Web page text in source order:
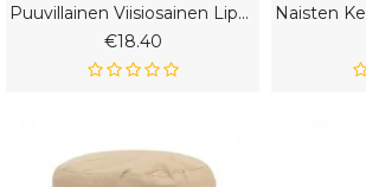
Puuvillainen Viisiosainen Lippalakki Rullalautalikki Lentolippis Baseball-Lippis Retkeilylakki Hip-Hop-Lakki Trendilakki Miehille Ja Naisille
€18.40